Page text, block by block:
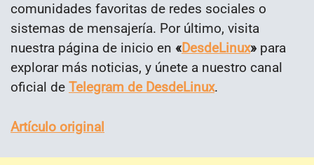
comunidades favoritas de redes sociales o
sistemas de mensajería. Por último, visita
nuestra página de inicio en «DesdeLinux» para
explorar más noticias, y únete a nuestro canal
oficial de Telegram de DesdeLinux.
Artículo original